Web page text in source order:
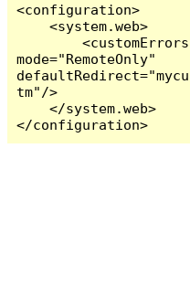
<configuration>
    <system.web>
        <customErrors
mode="RemoteOnly"
tm"/>
    </system.web>
</configuration>